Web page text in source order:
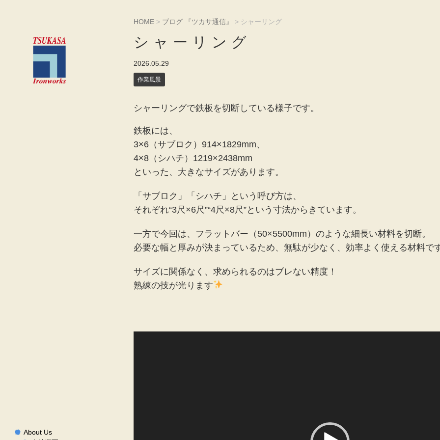
About Us
HOME > ブログ 『ツカサ通信』 > シャーリング
シャーリング
2026.05.29
作業風景
シャーリングで鉄板を切断している様子です。
鉄板には、
3×6（サブロク）914×1829mm、
4×8（シハチ）1219×2438mm
といった、大きなサイズがあります。
「サブロク」「シハチ」という呼び方は、
それぞれ“3尺×6尺”“4尺×8尺”という寸法からきています。
一方で今回は、フラットバー（50×5500mm）のような細長い材料を切断。
必要な幅と厚みが決まっているため、無駄が少なく、効率よく使える材料で
サイズに関係なく、求められるのはブレない精度！
熟練の技が光ります